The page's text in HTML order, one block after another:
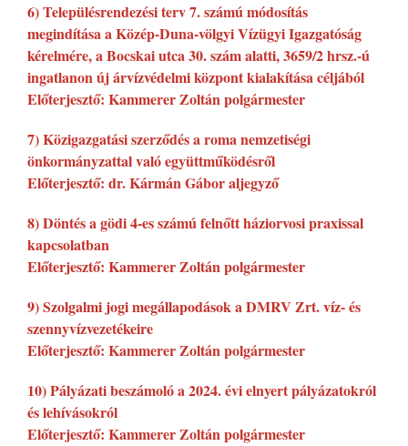
6) Településrendezési terv 7. számú módosítás
megindítása a Közép-Duna-völgyi Vízügyi Igazgatóság
kérelmére, a Bocskai utca 30. szám alatti, 3659/2 hrsz.-ú
ingatlanon új árvízvédelmi központ kialakítása céljából
Előterjesztő: Kammerer Zoltán polgármester
7) Közigazgatási szerződés a roma nemzetiségi
önkormányzattal való együttműködésről
Előterjesztő: dr. Kármán Gábor aljegyző
8) Döntés a gödi 4-es számú felnőtt háziorvosi praxissal
kapcsolatban
Előterjesztő: Kammerer Zoltán polgármester
9) Szolgalmi jogi megállapodások a DMRV Zrt. víz- és
szennyvízvezetékeire
Előterjesztő: Kammerer Zoltán polgármester
10) Pályázati beszámoló a 2024. évi elnyert pályázatokról
és lehívásokról
Előterjesztő: Kammerer Zoltán polgármester